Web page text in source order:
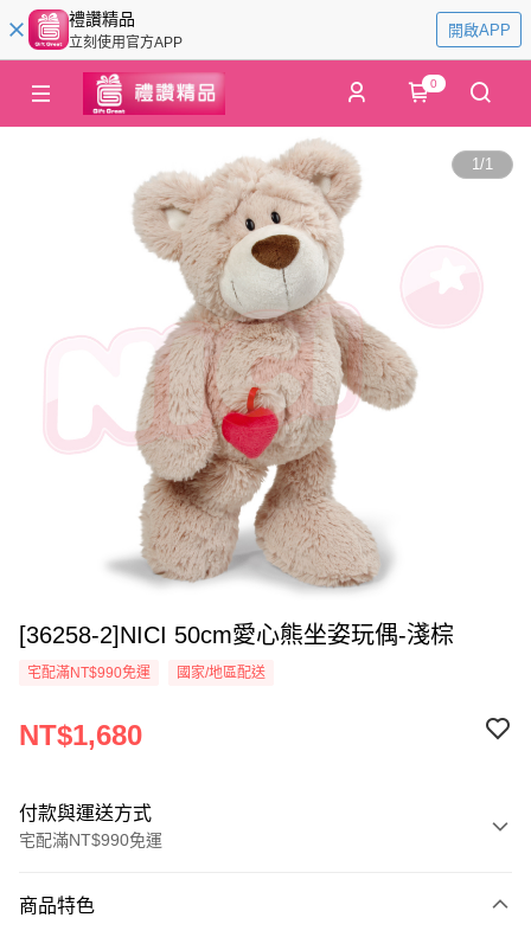
禮讚精品
立刻使用官方APP
開啟APP
0
1/1
[36258-2]NICI 50cm愛心熊坐姿玩偶-淺棕
宅配滿NT$990免運 國家/地區配送
NT$1,680
付款與運送方式
宅配滿NT$990免運
信用卡一次付款
商品特色